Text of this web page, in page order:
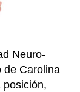
Neuro-
de Carolina
posición,